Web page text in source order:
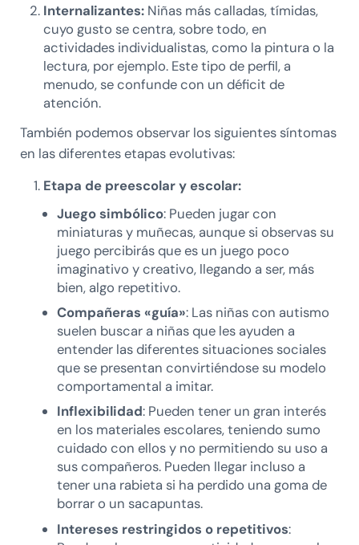
Internalizantes: Niñas más calladas, tímidas,
cuyo gusto se centra, sobre todo, en
actividades individualistas, como la pintura o la
lectura, por ejemplo. Este tipo de perfil, a
menudo, se confunde con un déficit de
atención.
También podemos observar los siguientes síntomas
en las diferentes etapas evolutivas:
Etapa de preescolar y escolar:
Juego simbólico: Pueden jugar con
miniaturas y muñecas, aunque si observas su
juego percibirás que es un juego poco
imaginativo y creativo, llegando a ser, más
bien, algo repetitivo.
Compañeras «guía»: Las niñas con autismo
suelen buscar a niñas que les ayuden a
entender las diferentes situaciones sociales
que se presentan convirtiéndose su modelo
comportamental a imitar.
Inflexibilidad: Pueden tener un gran interés
en los materiales escolares, teniendo sumo
cuidado con ellos y no permitiendo su uso a
sus compañeros. Pueden llegar incluso a
tener una rabieta si ha perdido una goma de
borrar o un sacapuntas.
Intereses restringidos o repetitivos: